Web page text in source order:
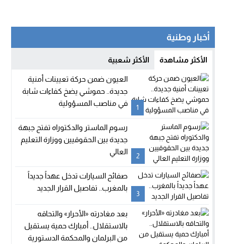
أخبار وطنية
الأكثر مشاهدة الأكثر شعبية
1
العيون ضمن حركة تعيينات أمنية
جديدة.. حموشي يضخ كفاءات شابة
في مناصب المسؤولية
2
رسوم الماستر والدكتوراه تفتح جبهة
جديدة بين الحقوقيين ووزارة التعليم
العالي
3
صفائح السيارات تدخل عهداً جديداً
بالمغرب.. تفاصيل القرار الجديد
بعد مغادرته «الأحرار» والتحاقه
بالاستقلال.. أمبارك حمية يستقيل
من البرلمان والمحكمة الدستورية